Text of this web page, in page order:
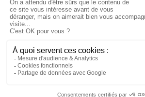
Copyright 2026, Mobilier Collectivités